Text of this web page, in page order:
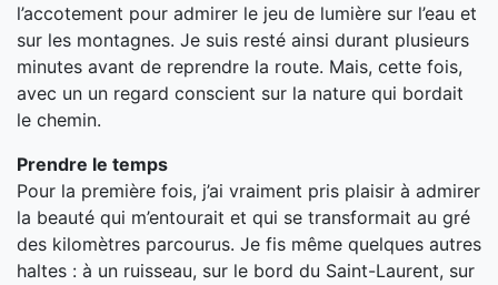
l’accotement pour admirer le jeu de lumière sur l’eau et
sur les montagnes. Je suis resté ainsi durant plusieurs
minutes avant de reprendre la route. Mais, cette fois,
avec un un regard conscient sur la nature qui bordait
le chemin.
Prendre le temps
Pour la première fois, j’ai vraiment pris plaisir à admirer
la beauté qui m’entourait et qui se transformait au gré
des kilomètres parcourus. Je fis même quelques autres
haltes : à un ruisseau, sur le bord du Saint-Laurent, sur